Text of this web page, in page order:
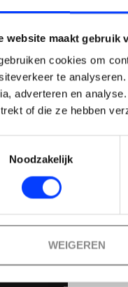
website maakt gebruik
cookies om
te
adverteren en
of die ze hebben
Noodzakelijk
WEIGEREN
REVIEWS
Email